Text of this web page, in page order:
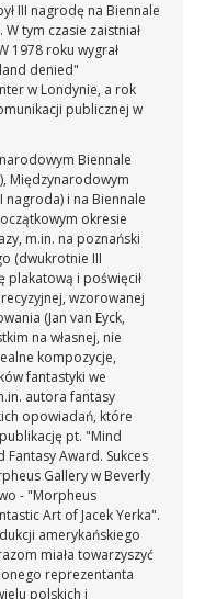
III nagrodę na Biennale
tym czasie zaistniał
1978 roku wygrał
denied"
w Londynie, a rok
publicznej w
Biennale
Międzynarodowym
nagroda) i na Biennale
okresie
m.in. na poznański
(dwukrotnie III
plakatową i poświęcił
wzorowanej
(Jan van Eyck,
na własnej, nie
kompozycje,
fantastyki we
autora fantasy
opowiadań, które
pt. "Mind
Award. Sukces
Gallery w Beverly
- "Morpheus
Art of Jacek Yerka".
amerykańskiego
miała towarzyszyć
reprezentanta
polskich i